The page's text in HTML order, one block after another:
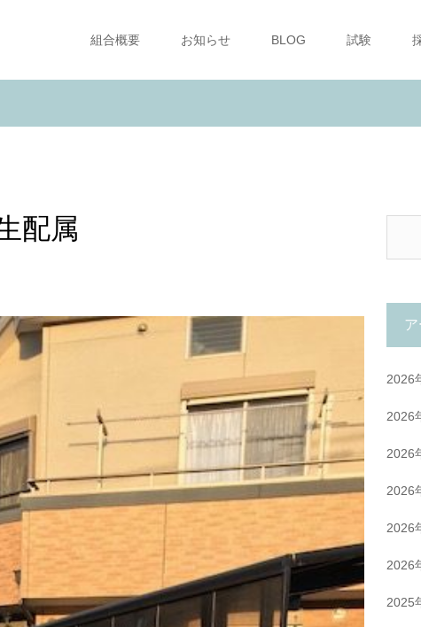
組合概要 お知らせ BLOG 試験
配属
2026
2026
2026
2026
2026
2026
2025